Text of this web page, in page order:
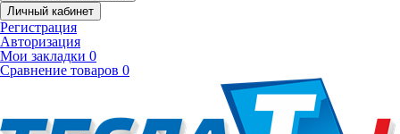
Личный кабинет
Регистрация
Авторизация
Мои закладки 0
Сравнение товаров 0